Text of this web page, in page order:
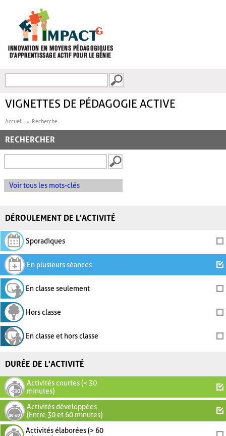
FORMULAIRE DE
VIGNETTES DE PÉDAGOGIE ACTIVE
Accueil Recherche
RECHERCHER
Voir tous les mots-clés
DÉROULEMENT DE L'ACTIVITÉ
Sporadiques
En plusieurs séances
En classe seulement
Hors classe
En classe et hors classe
DURÉE DE L'ACTIVITÉ
Activités courtes (< 30
minutes)
Activités développées
(Entre 30 et 60 minutes)
Activités élaborées (> 60